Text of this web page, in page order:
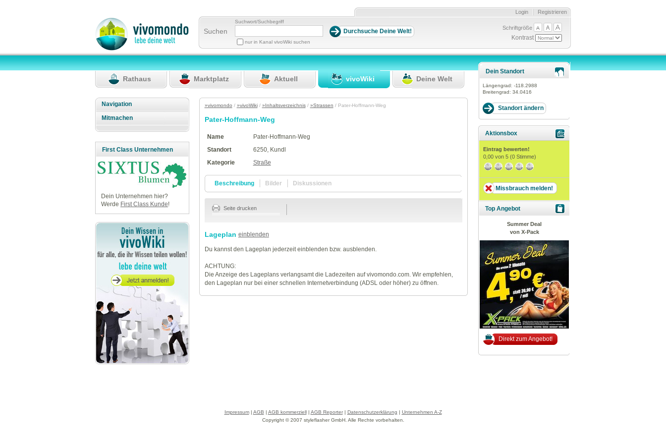
Registrieren
Login
Suchen
Suchwort/Suchbegriff
nur in Kanal vivoWiki suchen
Schriftgröße
Kontrast
Rathaus Marktplatz Aktuell vivoWiki Deine Welt
Navigation
Mitmachen
First Class Unternehmen
Dein Unternehmen hier?
Werde First Class Kunde!
»vivomondo / »vivoWiki/ »Inhaltsverzeichnis/ »Strassen / Pater-Hoffmann-Weg
Pater-Hoffmann-Weg
Name
Pater-Hoffmann-Weg
Standort
6250, Kundl
Kategorie
Straße
Beschreibung Bilder Diskussionen
Seite drucken
Lageplan einblenden
Du kannst den Lageplan jederzeit einblenden bzw. ausblenden.
ACHTUNG:
Die Anzeige des Lageplans verlangsamt die Ladezeiten auf vivomondo.com. Wir empfehlen,
den Lageplan nur bei einer schnellen Internetverbindung (ADSL oder höher) zu öffnen.
Dein Standort
Längengrad: -118.2988
Breitengrad: 34.0416
Aktionsbox
Eintrag bewerten!
0,00 von 5 (0 Stimme)
Missbrauch melden!
Top Angebot
Summer Deal
von X-Pack
Direkt zum Angebot!
Impressum| AGB | AGB kommerziell| AGB Reporter| Datenschutzerklärung | Unternehmen A-Z
Copyright © 2007 styleflasher GmbH. Alle Rechte vorbehalten.